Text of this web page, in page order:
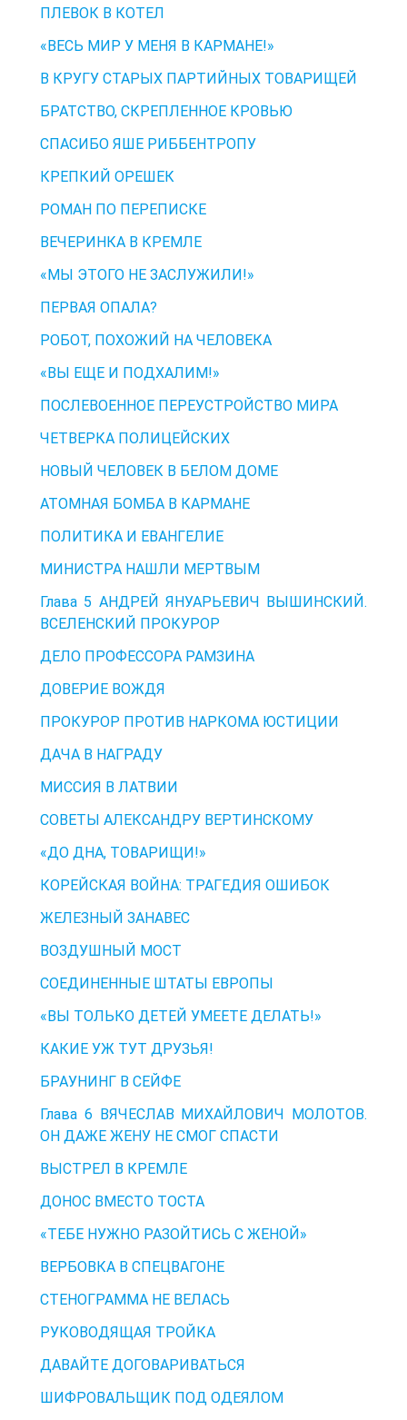
ПЛЕВОК В КОТЕЛ
«ВЕСЬ МИР У МЕНЯ В КАРМАНЕ!»
В КРУГУ СТАРЫХ ПАРТИЙНЫХ ТОВАРИЩЕЙ
БРАТСТВО, СКРЕПЛЕННОЕ КРОВЬЮ
СПАСИБО ЯШЕ РИББЕНТРОПУ
КРЕПКИЙ ОРЕШЕК
РОМАН ПО ПЕРЕПИСКЕ
ВЕЧЕРИНКА В КРЕМЛЕ
«МЫ ЭТОГО НЕ ЗАСЛУЖИЛИ!»
ПЕРВАЯ ОПАЛА?
РОБОТ, ПОХОЖИЙ НА ЧЕЛОВЕКА
«ВЫ ЕЩЕ И ПОДХАЛИМ!»
ПОСЛЕВОЕННОЕ ПЕРЕУСТРОЙСТВО МИРА
ЧЕТВЕРКА ПОЛИЦЕЙСКИХ
НОВЫЙ ЧЕЛОВЕК В БЕЛОМ ДОМЕ
АТОМНАЯ БОМБА В КАРМАНЕ
ПОЛИТИКА И ЕВАНГЕЛИЕ
МИНИСТРА НАШЛИ МЕРТВЫМ
Глава 5 АНДРЕЙ ЯНУАРЬЕВИЧ ВЫШИНСКИЙ.
ВСЕЛЕНСКИЙ ПРОКУРОР
ДЕЛО ПРОФЕССОРА РАМЗИНА
ДОВЕРИЕ ВОЖДЯ
ПРОКУРОР ПРОТИВ НАРКОМА ЮСТИЦИИ
ДАЧА В НАГРАДУ
МИССИЯ В ЛАТВИИ
СОВЕТЫ АЛЕКСАНДРУ ВЕРТИНСКОМУ
«ДО ДНА, ТОВАРИЩИ!»
КОРЕЙСКАЯ ВОЙНА: ТРАГЕДИЯ ОШИБОК
ЖЕЛЕЗНЫЙ ЗАНАВЕС
ВОЗДУШНЫЙ МОСТ
СОЕДИНЕННЫЕ ШТАТЫ ЕВРОПЫ
«ВЫ ТОЛЬКО ДЕТЕЙ УМЕЕТЕ ДЕЛАТЬ!»
КАКИЕ УЖ ТУТ ДРУЗЬЯ!
БРАУНИНГ В СЕЙФЕ
Глава 6 ВЯЧЕСЛАВ МИХАЙЛОВИЧ МОЛОТОВ.
ОН ДАЖЕ ЖЕНУ НЕ СМОГ СПАСТИ
ВЫСТРЕЛ В КРЕМЛЕ
ДОНОС ВМЕСТО ТОСТА
«ТЕБЕ НУЖНО РАЗОЙТИСЬ С ЖЕНОЙ»
ВЕРБОВКА В СПЕЦВАГОНЕ
СТЕНОГРАММА НЕ ВЕЛАСЬ
РУКОВОДЯЩАЯ ТРОЙКА
ДАВАЙТЕ ДОГОВАРИВАТЬСЯ
ШИФРОВАЛЬЩИК ПОД ОДЕЯЛОМ